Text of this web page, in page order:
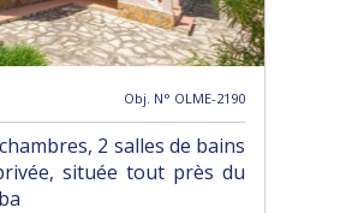
Obj. N° OLME-2190
2 salles de bains
située tout près du